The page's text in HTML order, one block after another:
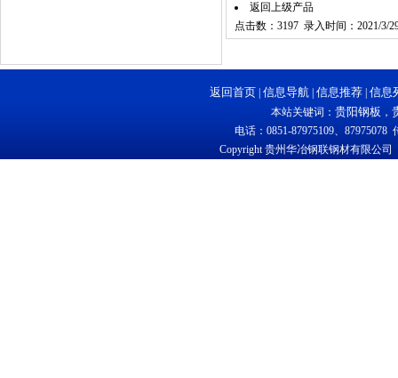
返回上级产品
点击数：3197 录入时间：2021/3/
返回首页 信息导航 信息推荐 信息
本站关键词： 贵阳钢板 ，
电话：0851-87975109、87975078
Copyright 贵州华冶钢联钢材有限公